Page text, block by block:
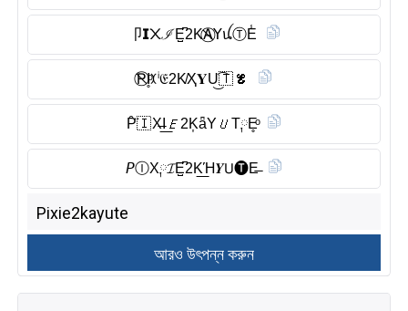
卩𝗜᙭ℐE̺͆2KA⃠𝖸ꪊⓉ︎E̾
P⃠I̥ͦꉧⁱ𝔈2K̸Ҳ𝐘U͜͡🇹 𝓔
P̑̈🇮 X̶I͟𝐸2K͎ǟY𝘜T༙E̥ͦ
𝘗Ⓘ︎X༙𝓘E̺͆2K͟Ή𝒀𝖴🅣︎E̶